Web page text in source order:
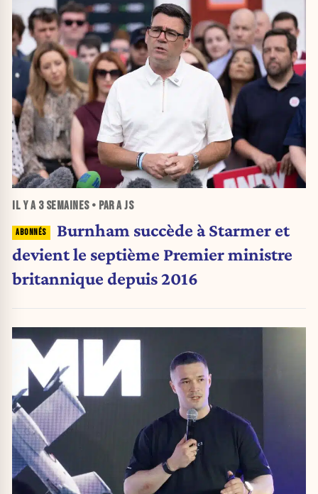
IL Y A 3 SEMAINES• PAR A JS
Burnham succède à Starmer et
devient le septième Premier ministre
britannique depuis 2016